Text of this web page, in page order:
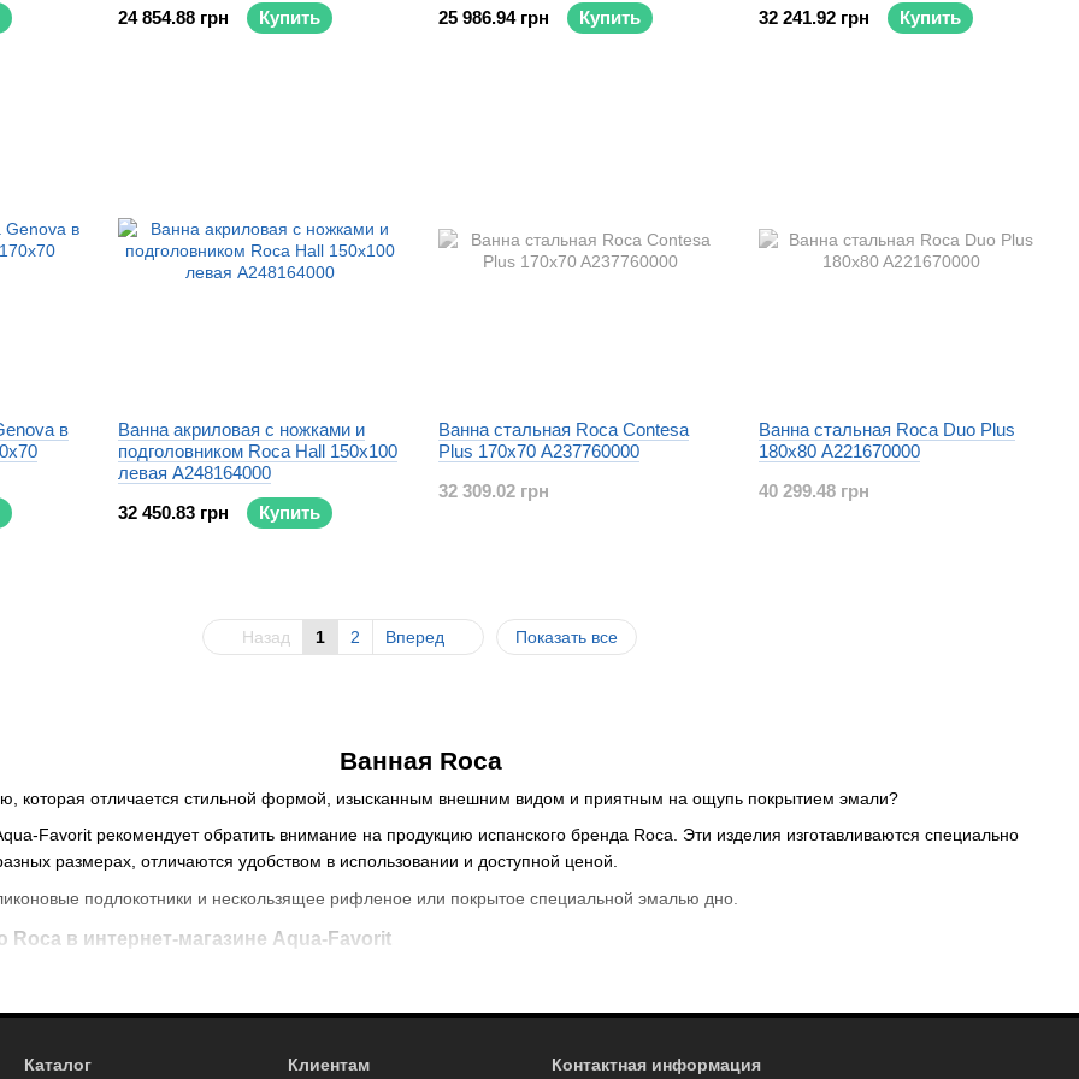
Ванная Roca
которая отличается стильной формой, изысканным внешним видом и приятным на ощупь покрытием эмали?
Favorit рекомендует обратить внимание на продукцию испанского бренда Roca. Эти изделия изготавливаются специально
размерах, отличаются удобством в использовании и доступной ценой.
подлокотники и нескользящее рифленое или покрытое специальной эмалью дно.
Roca в интернет-магазине Aqua-Favorit
Есть модели для персонального использования или рассчитанные для двоих. Она оснащена глубокой эргономичной
высокой прочностью и теплопроводностью. В ее
входят ручки и держатели для безопасного погружения в воду
24 854.88 грн Купить 25 986.94 грн Купить 32 241.92 грн Купить
в
Ванна акриловая с ножками и
подголовником Roca Hall 150x100
левая A248164000
32 450.83 грн
Купить
Ванна стальная Roca Contesa
Plus 170x70 A237760000
32 309.02 грн
Ванна стальная Roca Duo Plus
180x80 A221670000
40 299.48 грн
Назад 1 2 Вперед Показать все
Каталог Клиентам Контактная информация